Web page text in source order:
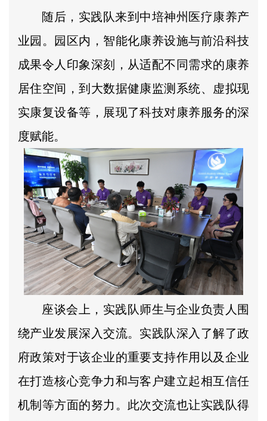
随后，实践队来到中培神州医疗康养产
业园。园区内，智能化康养设施与前沿科技
成果令人印象深刻，从适配不同需求的康养
居住空间，到大数据健康监测系统、虚拟现
实康复设备等，展现了科技对康养服务的深
度赋能。
座谈会上，实践队师生与企业负责人围
绕产业发展深入交流。实践队深入了解了政
府政策对于该企业的重要支持作用以及企业
在打造核心竞争力和与客户建立起相互信任
机制等方面的努力。此次交流也让实践队得